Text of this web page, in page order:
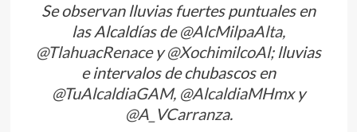
Se observan lluvias fuertes puntuales en
las Alcaldías de@AlcMilpaAlta,
@TlahuacRenacey@XochimilcoAl; lluvias
e intervalos de chubascos en
@TuAlcaldiaGAM, @AlcaldiaMHmxy
@A_VCarranza.